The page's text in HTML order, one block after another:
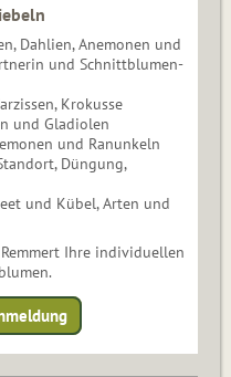
Dahlien, Anemonen und
und Schnittblumen-
Krokusse
und Gladiolen
und Ranunkeln
Düngung,
und Kübel, Arten und
Ihre individuellen